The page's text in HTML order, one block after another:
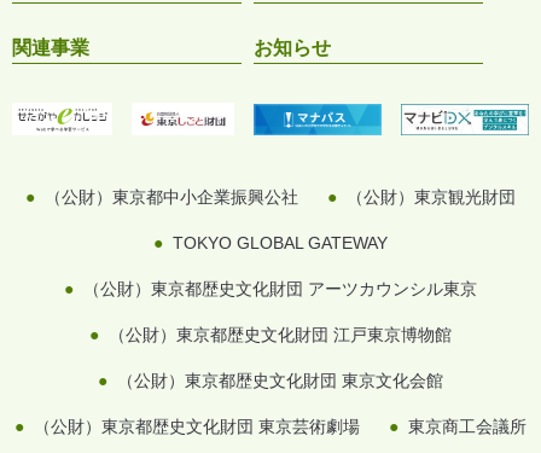
関連事業 お知らせ
（公財）東京都中小企業振興公社 （公財）東京観光財団
TOKYO GLOBAL GATEWAY
（公財）東京都歴史文化財団 アーツカウンシル東京
（公財）東京都歴史文化財団 江戸東京博物館
（公財）東京都歴史文化財団 東京文化会館
（公財）東京都歴史文化財団 東京芸術劇場 東京商工会議所